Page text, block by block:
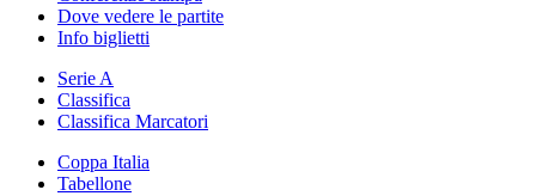
Dove vedere le partite
Info biglietti
Serie A
Classifica
Classifica Marcatori
Coppa Italia
Tabellone